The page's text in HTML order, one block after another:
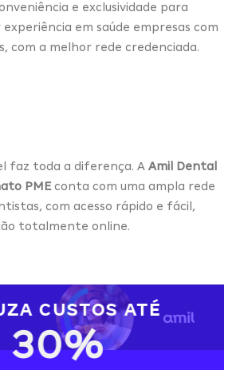
e exclusividade para
em saúde empresas com
com a melhor rede credenciada.
faz toda a diferença. A Amil Dental
PMEconta com uma ampla rede
com acesso rápido e fácil,
totalmente online.
CUSTOS ATÉ
30%